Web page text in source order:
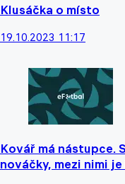
Klusáčka o místo
19.10.2023 11:17
Kovář má nástupce.
nováčky, mezi nimi